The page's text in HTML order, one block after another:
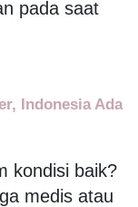
pada saat
Indonesia Ada
kondisi baik?
medis atau